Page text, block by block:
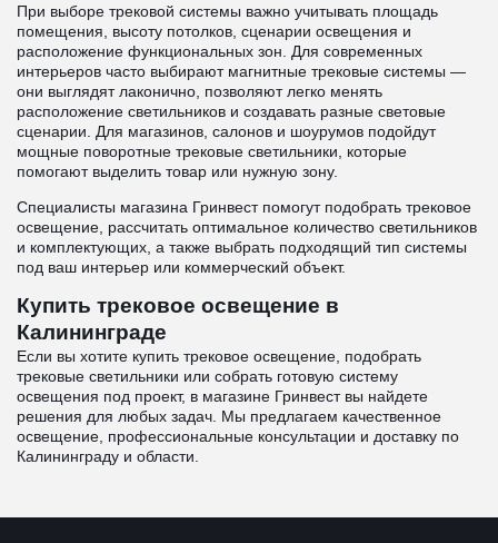
При выборе трековой системы важно учитывать площадь
помещения, высоту потолков, сценарии освещения и
расположение функциональных зон. Для современных
интерьеров часто выбирают магнитные трековые системы —
они выглядят лаконично, позволяют легко менять
расположение светильников и создавать разные световые
сценарии. Для магазинов, салонов и шоурумов подойдут
мощные поворотные трековые светильники, которые
помогают выделить товар или нужную зону.
Специалисты магазина Гринвест помогут подобрать трековое
освещение, рассчитать оптимальное количество светильников
и комплектующих, а также выбрать подходящий тип системы
под ваш интерьер или коммерческий объект.
Купить трековое освещение в
Калининграде
Если вы хотите купить трековое освещение, подобрать
трековые светильники или собрать готовую систему
освещения под проект, в магазине Гринвест вы найдете
решения для любых задач. Мы предлагаем качественное
освещение, профессиональные консультации и доставку по
Калининграду и области.